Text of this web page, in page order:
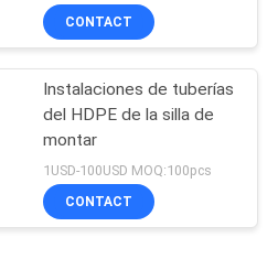
CONTACT
Instalaciones de tuberías
del HDPE de la silla de
montar
1USD-100USD MOQ:100pcs
CONTACT